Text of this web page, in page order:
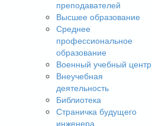
преподавателей
Высшее образование
Среднее
профессиональное
образование
Военный учебный центр
Внеучебная
деятельность
Библиотека
Страничка будущего
инженера